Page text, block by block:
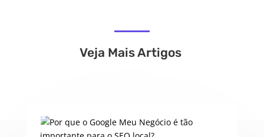
Veja Mais Artigos